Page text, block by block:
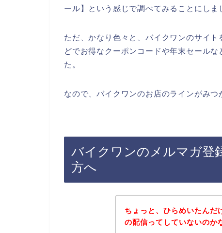
ール】という感じで調べてみることにしま
ただ、かなり色々と、バイクワンのサイ
どでお得なクーポンコードや年末セール
た。
なので、バイクワンのお店のラインがみ
バイクワンのメルマガ登
方へ
ちょっと、ひらめいたんだ
の配信ってしていないのか